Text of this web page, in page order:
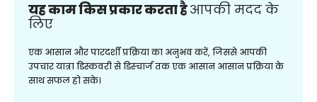
यह काम किस प्रकार करता हैआपकी मदद के
लिए
एक आसान और पारदर्शी प्रक्रिया का अनुभव करें, जिससे आपकी
उपचार यात्रा डिस्कवरी से डिस्चार्ज तक एक आसान आसान प्रक्रिया के
साथ सफल हो सके।